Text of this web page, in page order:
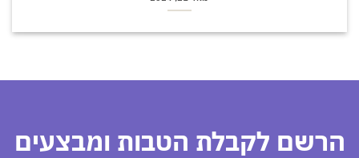
לקבלת הטבות ומבצעים